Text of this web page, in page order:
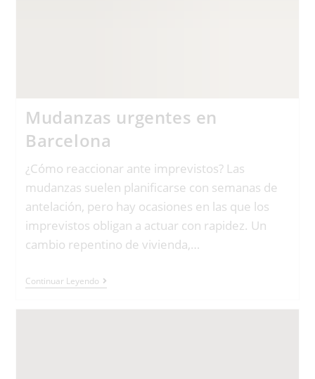
Mudanzas urgentes en
Barcelona
¿Cómo reaccionar ante imprevistos? Las
mudanzas suelen planificarse con semanas de
antelación, pero hay ocasiones en las que los
imprevistos obligan a actuar con rapidez. Un
cambio repentino de vivienda,…
Continuar Leyendo